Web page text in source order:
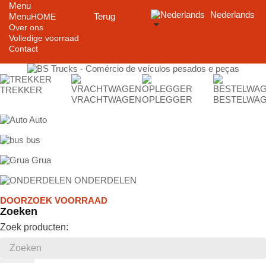
Menu
Menu
Terug
HOME
Over ons
Volledige voorraad
Contact
Nederlands
TREKKER
VRACHTWAGENOPLEGGER
Auto
bus
Grua
ONDERDELEN
DOORZOEK VOORRAAD
Zoeken
Zoek producten: